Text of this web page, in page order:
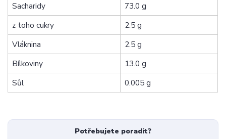
Sacharidy
73.0 g
z toho cukry
2.5 g
Vláknina
2.5 g
Bílkoviny
13.0 g
Sůl
0.005 g
Potřebujete poradit?